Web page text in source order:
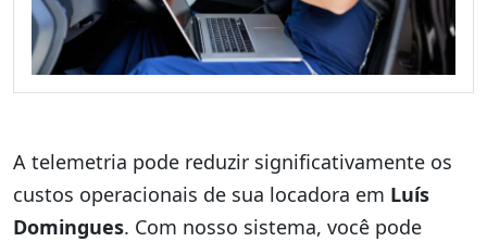
A telemetria pode reduzir significativamente os
custos operacionais de sua locadora em Luís
Domingues. Com nosso sistema, você pode